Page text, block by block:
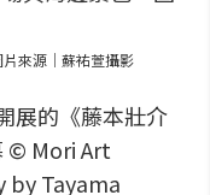
來源｜蘇祐萱攝影